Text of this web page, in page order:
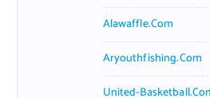
Alawaffle.com
Aryouthfishing.com
United-